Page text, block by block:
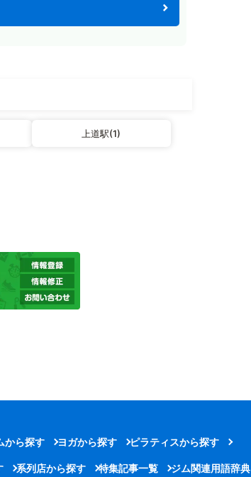
上道駅(1)
から探す ヨガから探す ピラティスから探す
系列店から探す 特集記事一覧 ジム関連用語辞典